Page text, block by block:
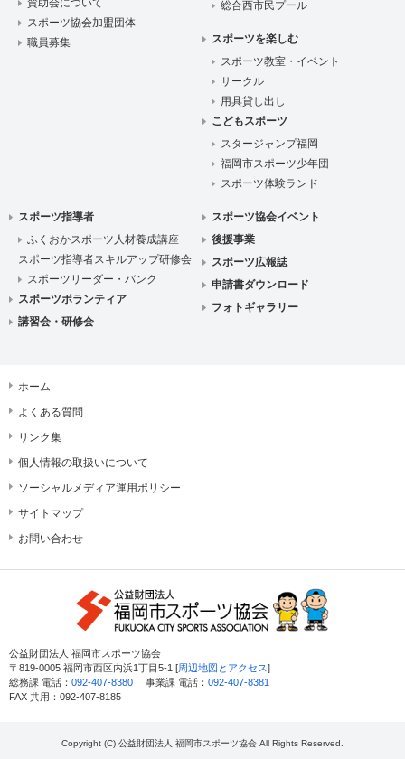
スポーツ協会加盟団体
職員募集
総合西市民プール
スポーツを楽しむ
スポーツ教室・イベント
サークル
用具貸し出し
こどもスポーツ
スタージャンプ福岡
福岡市スポーツ少年団
スポーツ体験ランド
スポーツ指導者
ふくおかスポーツ人材養成講座
スポーツ指導者スキルアップ研修会
スポーツリーダー・バンク
スポーツボランティア
講習会・研修会
スポーツ協会イベント
後援事業
スポーツ広報誌
申請書ダウンロード
フォトギャラリー
ホーム
よくある質問
リンク集
個人情報の取扱いについて
ソーシャルメディア運用ポリシー
サイトマップ
お問い合わせ
公益財団法人 福岡市スポーツ協会
〒819-0005 福岡市西区内浜1丁目5-1 [周辺地図とアクセス]
総務課 電話： 092-407-8380 事業課 電話： 092-407-8381
FAX 共用：092-407-8185
Copyright (C) 公益財団法人 福岡市スポーツ協会 All Rights Reserved.